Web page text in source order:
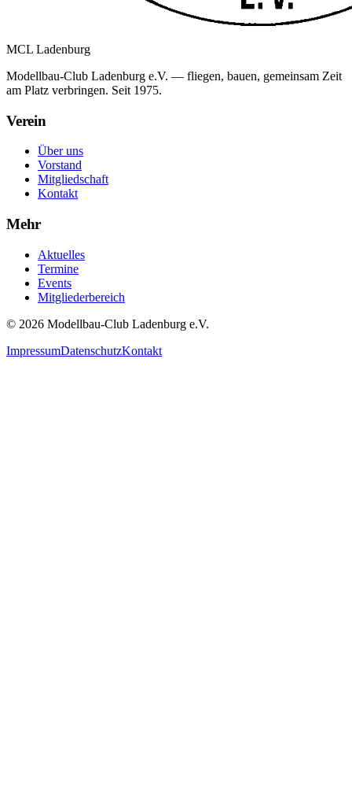
MCL Ladenburg
Modellbau-Club Ladenburg e.V. — fliegen, bauen, gemeinsam Zeit
am Platz verbringen. Seit 1975.
Verein
Über uns
Vorstand
Mitgliedschaft
Kontakt
Mehr
Aktuelles
Termine
Events
Mitgliederbereich
© 2026 Modellbau-Club Ladenburg e.V.
ImpressumDatenschutzKontakt